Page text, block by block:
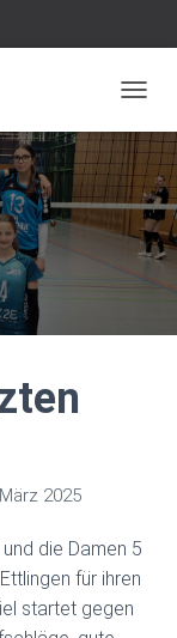
2025
die Damen 5
für ihren
startet gegen